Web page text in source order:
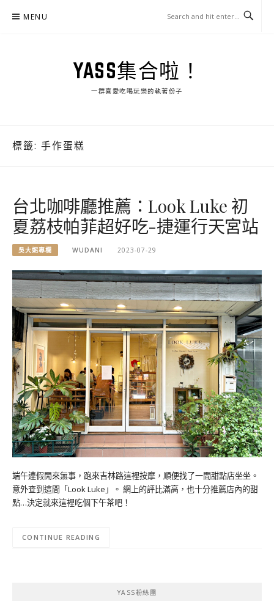
MENU
YASS集合啦！
一群喜愛吃喝玩樂的執著份子
標籤: 手作蛋糕
台北咖啡廳推薦：Look Luke 初
夏荔枝帕菲超好吃-捷運行天宮站
吳大妮專欄 WUDANI 2023-07-29
端午連假閒來無事，跑來吉林路這裡按摩，順便找了一間甜點店坐坐。
意外查到這間「Look Luke」。 網上的評比滿高，也十分推薦店內的甜
點…決定就來這裡吃個下午茶吧！
CONTINUE READING
YASS粉絲團